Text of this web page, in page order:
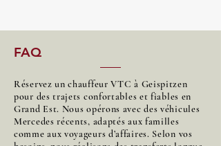
FAQ
Réservez un chauffeur VTC à Geispitzen
pour des trajets confortables et fiables en
Grand Est. Nous opérons avec des véhicules
Mercedes récents, adaptés aux familles
comme aux voyageurs d’affaires. Selon vos